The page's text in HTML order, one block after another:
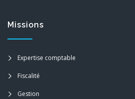
Missions
Expertise comptable
Fiscalité
Gestion